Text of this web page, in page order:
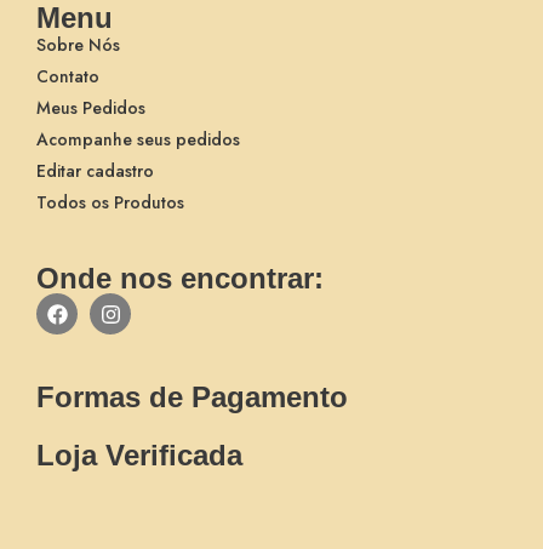
Menu
Sobre Nós
Contato
Meus Pedidos
Acompanhe seus pedidos
Editar cadastro
Todos os Produtos
Onde nos encontrar:
Formas de Pagamento
Loja Verificada